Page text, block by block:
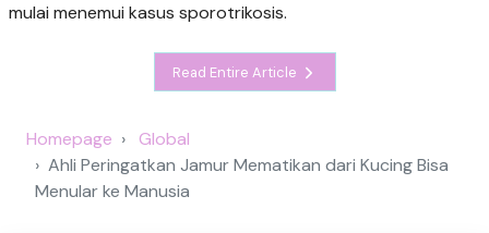
mulai menemui kasus sporotrikosis.
Read Entire Article
Homepage
Global
Ahli Peringatkan Jamur Mematikan dari Kucing Bisa
Menular ke Manusia